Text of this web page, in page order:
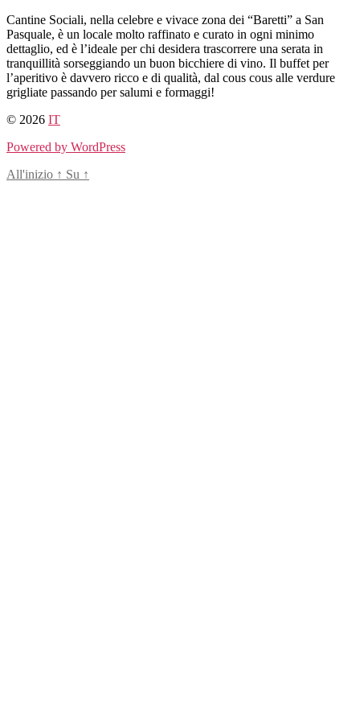
Salta
al
contenuto
Cantine Sociali, nella celebre e vivace zona dei “Baretti” a San
Pasquale, è un locale molto raffinato e curato in ogni minimo
dettaglio, ed è l’ideale per chi desidera trascorrere una serata in
tranquillità sorseggiando un buon bicchiere di vino. Il buffet per
l’aperitivo è davvero ricco e di qualità, dal cous cous alle verdure
grigliate passando per salumi e formaggi!
© 2026 IT
Powered by WordPress
All'inizio ↑ Su ↑